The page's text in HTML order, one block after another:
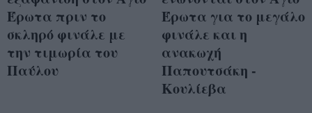
Έρωτα πριν το
σκληρό φινάλε με
την τιμωρία του
Παύλου
Έρωτα για το μεγάλο
φινάλε και η
ανακωχή
Παπουτσάκη -
Κουλίεβα